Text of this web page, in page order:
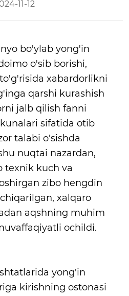
11-12
bo'ylab yong'in
o'sib borishi,
xabardorlikni
qarshi kurashish
jalb qilish fanni
sifatida otib
talabi o'sishda
nuqtai nazardan,
texnik kuch va
zibo hengdin
xalqaro
aqshning muhim
ochildi.
yong'in
kirishning ostonasi